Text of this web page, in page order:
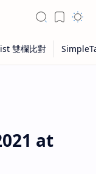
at